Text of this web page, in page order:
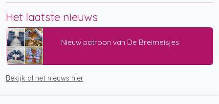
Het laatste nieuws
Nieuw patroon van De Breimeisjes
Bekijk al het nieuws hier